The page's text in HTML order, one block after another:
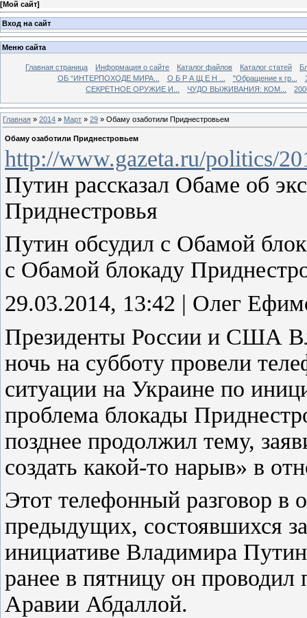
[Мой сайт]
Вход на сайт
Меню сайта
Главная страница Информация о сайте Каталог файлов Каталог статей
ОБ “ИНТЕРПОХОДЕ МИРА...
О Б Р А Щ Е Н ... "Обращение к гр...
СЕКРЕТНОЕ ОРУЖИЕ И...
ЧУДО ВЫЖИВАНИЯ: КОМ...
Главная » 2014 » Март » 29 » Обаму озаботили Приднестровьем
Обаму озаботили Приднестровьем
http://www.gazeta.ru/politics/
Путин рассказал Обаме об
Приднестровья
Путин обсудил с Обамой
с Обамой блокаду
29.03.2014, 13:42 | Олег
Президенты России и США
ночь на субботу провели
ситуации на Украине по
проблема блокады
позднее продолжил тему,
создать какой-то нарыв» в
Этот телефонный разговор в
предыдущих, состоявшихся
инициативе Владимира
ранее в пятницу он проводил
Аравии Абдаллой.